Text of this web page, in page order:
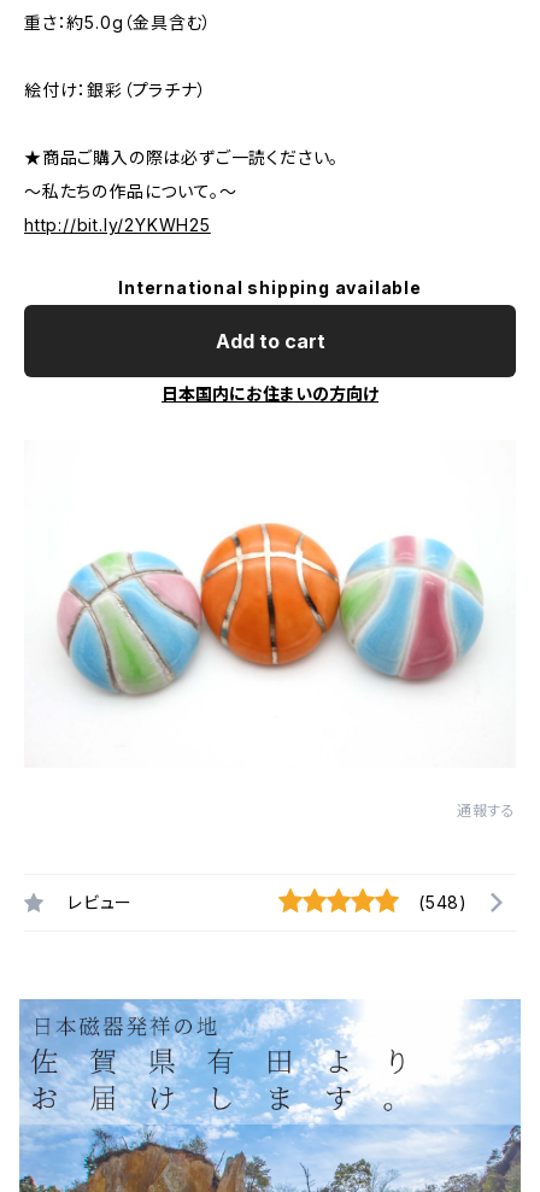
重さ：約5.0g（金具含む）
絵付け：銀彩（プラチナ）
★商品ご購入の際は必ずご一読ください。
～私たちの作品について。～
http://bit.ly/2YKWH25
International shipping available
Add to cart
日本国内にお住まいの方向け
通報する
レビュー (548)